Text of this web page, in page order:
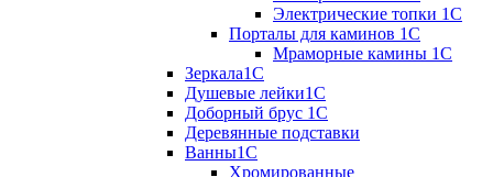
Электрические топки 1C
Порталы для каминов 1С
Мраморные камины 1C
Зеркала1С
Душевые лейки1С
Доборный брус 1С
Деревянные подставки
Ванны1С
Хромированные